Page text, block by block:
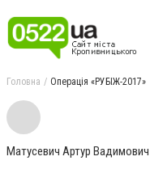
Головна Операція «РУБІЖ-2017»
Матусевич Артур Вадимович